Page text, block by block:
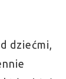
dziećmi,